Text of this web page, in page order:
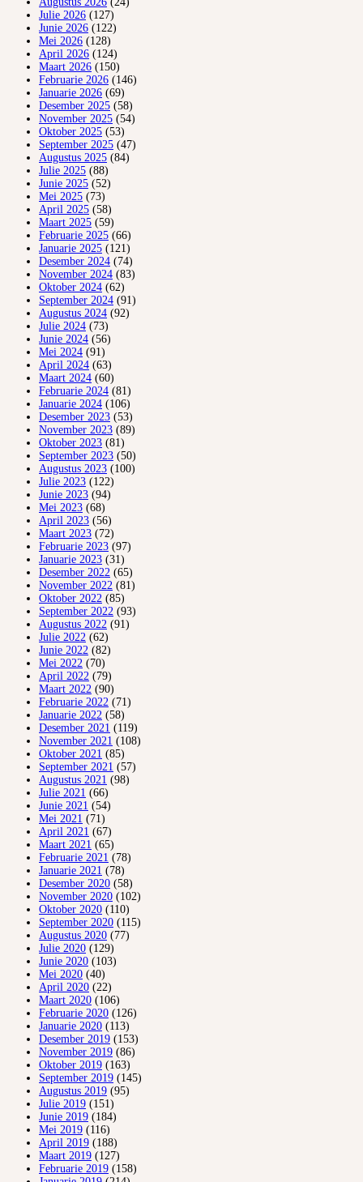
Julie 2026 (127)
Junie 2026 (122)
Mei 2026 (128)
April 2026 (124)
Maart 2026 (150)
Februarie 2026 (146)
Januarie 2026 (69)
Desember 2025 (58)
November 2025 (54)
Oktober 2025 (53)
September 2025 (47)
Augustus 2025 (84)
Julie 2025 (88)
Junie 2025 (52)
Mei 2025 (73)
April 2025 (58)
Maart 2025 (59)
Februarie 2025 (66)
Januarie 2025 (121)
Desember 2024 (74)
November 2024 (83)
Oktober 2024 (62)
September 2024 (91)
Augustus 2024 (92)
Julie 2024 (73)
Junie 2024 (56)
Mei 2024 (91)
April 2024 (63)
Maart 2024 (60)
Februarie 2024 (81)
Januarie 2024 (106)
Desember 2023 (53)
November 2023 (89)
Oktober 2023 (81)
September 2023 (50)
Augustus 2023 (100)
Julie 2023 (122)
Junie 2023 (94)
Mei 2023 (68)
April 2023 (56)
Maart 2023 (72)
Februarie 2023 (97)
Januarie 2023 (31)
Desember 2022 (65)
November 2022 (81)
Oktober 2022 (85)
September 2022 (93)
Augustus 2022 (91)
Julie 2022 (62)
Junie 2022 (82)
Mei 2022 (70)
April 2022 (79)
Maart 2022 (90)
Februarie 2022 (71)
Januarie 2022 (58)
Desember 2021 (119)
November 2021 (108)
Oktober 2021 (85)
September 2021 (57)
Augustus 2021 (98)
Julie 2021 (66)
Junie 2021 (54)
Mei 2021 (71)
April 2021 (67)
Maart 2021 (65)
Februarie 2021 (78)
Januarie 2021 (78)
Desember 2020 (58)
November 2020 (102)
Oktober 2020 (110)
September 2020 (115)
Augustus 2020 (77)
Julie 2020 (129)
Junie 2020 (103)
Mei 2020 (40)
April 2020 (22)
Maart 2020 (106)
Februarie 2020 (126)
Januarie 2020 (113)
Desember 2019 (153)
November 2019 (86)
Oktober 2019 (163)
September 2019 (145)
Augustus 2019 (95)
Julie 2019 (151)
Junie 2019 (184)
Mei 2019 (116)
April 2019 (188)
Maart 2019 (127)
Februarie 2019 (158)